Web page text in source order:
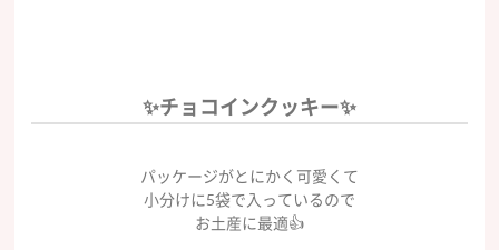
✨チョコインクッキー✨
パッケージがとにかく可愛くて
小分けに5袋で入っているので
お土産に最適👍